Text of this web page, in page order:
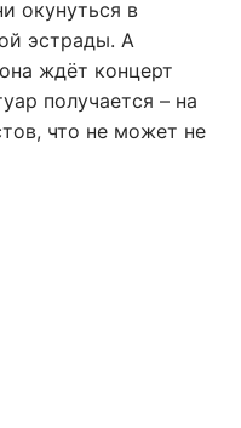
окунуться в
эстрады. А
ждёт концерт
получается – на
что не может не